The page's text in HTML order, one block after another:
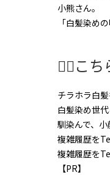
小熊さん。
「白髪染め
🤸‍♂️こ
チラホラ白
白髪染め世
馴染んで、
複雑履歴を
複雑履歴を
【PR】